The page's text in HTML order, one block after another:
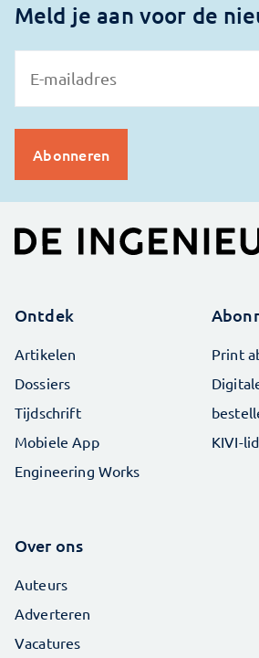
Meld je aan voor de
Ontdek
Artikelen
Dossiers
Tijdschrift
Mobiele App
Engineering Works
Print
KIVI-
Over ons
Auteurs
Adverteren
Vacatures